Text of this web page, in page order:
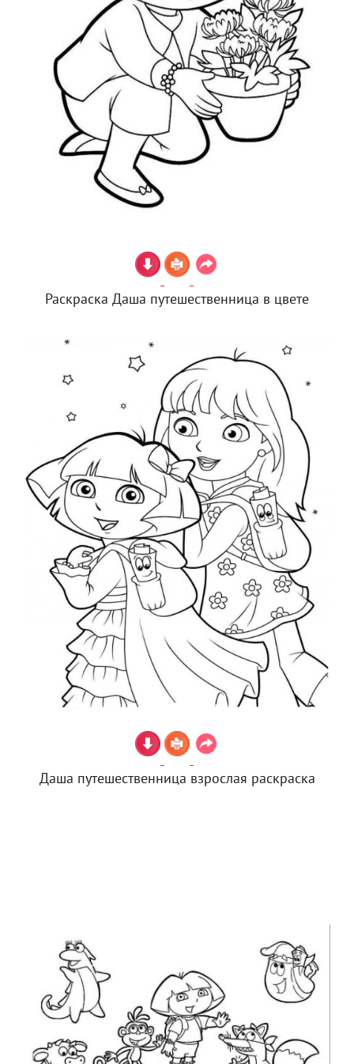
Раскраска Даша путешественница в цвете
Даша путешественница взрослая раскраска